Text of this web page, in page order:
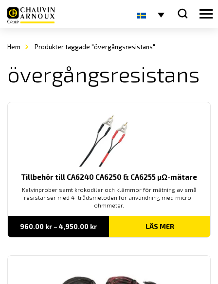
Hem Produkter taggade "övergångsresistans"
övergångsresistans
Tillbehör till CA6240 CA6250 & CA6255 μΩ-mätare
Kelvinprober samt krokodiler och klämmor för mätning av små
resistanser med 4-trådsmetoden för användning med micro-
ohmmeter.
960.00 kr – 4,950.00 krPrisintervall:
till
LÄS MER